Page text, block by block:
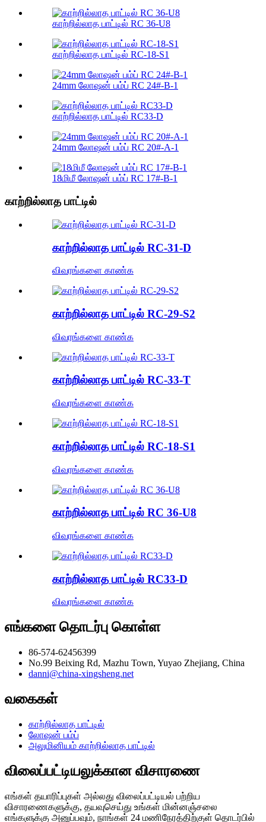
காற்றில்லாத பாட்டில் RC 36-U8
காற்றில்லாத பாட்டில் RC-18-S1
24mm லோஷன் பம்ப் RC 24#-B-1
காற்றில்லாத பாட்டில் RC33-D
24mm லோஷன் பம்ப் RC 20#-A-1
18மிமீ லோஷன் பம்ப் RC 17#-B-1
காற்றில்லாத பாட்டில்
காற்றில்லாத பாட்டில் RC-31-D
விவரங்களை காண்க
காற்றில்லாத பாட்டில் RC-29-S2
விவரங்களை காண்க
காற்றில்லாத பாட்டில் RC-33-T
விவரங்களை காண்க
காற்றில்லாத பாட்டில் RC-18-S1
விவரங்களை காண்க
காற்றில்லாத பாட்டில் RC 36-U8
விவரங்களை காண்க
காற்றில்லாத பாட்டில் RC33-D
விவரங்களை காண்க
எங்களை தொடர்பு கொள்ள
86-574-62456399
No.99 Beixing Rd, Mazhu Town, Yuyao Zhejiang, China
danni@china-xingsheng.net
வகைகள்
காற்றில்லாத பாட்டில்
லோஷன் பம்ப்
அலுமினியம் காற்றில்லாத பாட்டில்
விலைப்பட்டியலுக்கான விசாரணை
எங்கள் தயாரிப்புகள் அல்லது விலைப்பட்டியல் பற்றிய
விசாரணைகளுக்கு, தயவுசெய்து உங்கள் மின்னஞ்சலை
எங்களுக்கு அனுப்பவும், நாங்கள் 24 மணிநேரத்திற்குள் தொடர்பில்